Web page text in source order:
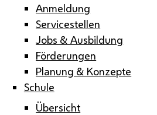
Anmeldung
Servicestellen
Jobs & Ausbildung
Förderungen
Planung & Konzepte
Schule
Übersicht